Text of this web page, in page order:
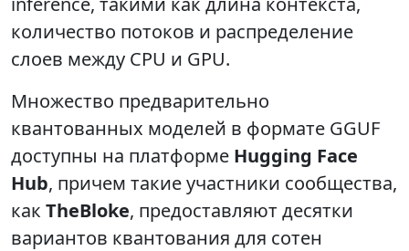
количество потоков и распределение
слоев между CPU и GPU.
Множество предварительно
квантованных моделей в формате GGUF
доступны на платформе Hugging Face
Hub, причем такие участники сообщества,
как TheBloke, предоставляют десятки
вариантов квантования для сотен